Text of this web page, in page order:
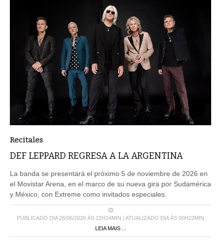
Recitales
DEF LEPPARD REGRESA A LA ARGENTINA
La banda se presentará el próximo 5 de noviembre de 2026 en
el Movistar Arena, en el marco de su nueva gira por Sudamérica
y México, con Extreme como invitados especiales.
PUBLICADO DIA 26/06/2026 ÀS 22H24MIN | ATUALIZADO DIA ÀS 00H22MIN
LEIA MAIS ...